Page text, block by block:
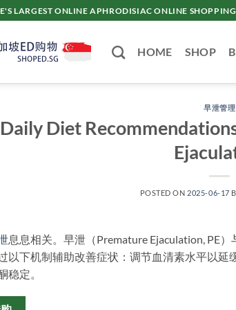
LARGEST ONLINE APHRODISIAC ONLINE
HOME SHOP
早泄管理
Daily Diet
POSTED ON 2025-06-17
息息相关。早泄（Premature Ejaculation, PE
以下机制辅助改善症状：调节血清素水平以
稳定。